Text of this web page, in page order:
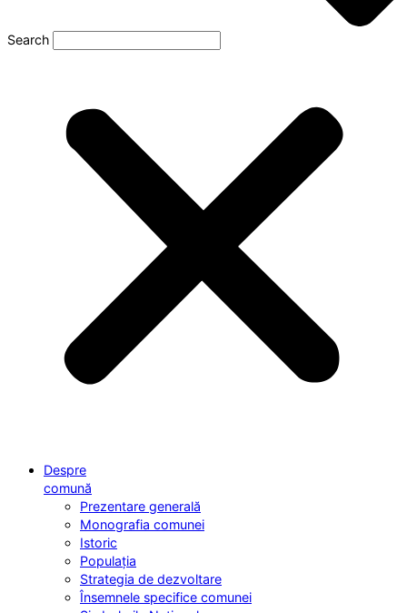
Search
Despre
comună
Prezentare generală
Monografia comunei
Istoric
Populația
Strategia de dezvoltare
Însemnele specifice comunei